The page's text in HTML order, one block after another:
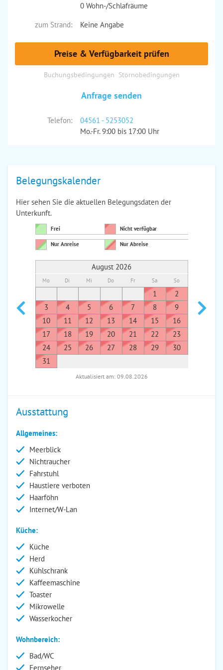
0 Wohn-/Schlafräume
zum Strand:
Keine Angabe
Preise & Verfügbarkeit prüfen
Buchungsbedingungen Stornobedingungen
Anfrage senden
Telefon:
04561 - 5253052
Mo.-Fr. 9:00 bis 17:00 Uhr
Belegungskalender
Hier sehen Sie die aktuellen Belegungsdaten der
Unterkunft.
Frei Nicht verfügbar
Nur Anreise Nur Abreise
August 2026
Mo Di Mi Do Fr Sa So
1
2
3
4 5 6 7 8
9
10
11 12 13 14 15
16
17
18 19 20 21 22
23
24
25 26 27 28 29
30
31
7
Aktualisiert am: 09.08.2026
Ausstattung
Allgemeines:
Meerblick
Nichtraucher
Fahrstuhl
Haustiere verboten
Haarföhn
Internet/W-Lan
Küche:
Küche
Herd
Kühlschrank
Kaffeemaschine
Toaster
Mikrowelle
Wasserkocher
Wohnbereich:
Bad/WC
Fernseher